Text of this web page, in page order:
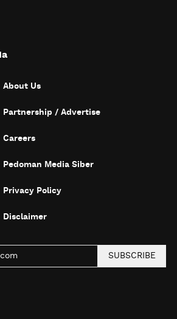
About Us
Partnership / Advertise
Careers
Pedoman Media Siber
Privacy Policy
Disclaimer
SUBSCRIBE